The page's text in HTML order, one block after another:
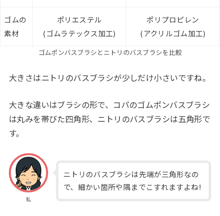
ゴムの
素材
ポリエステル
(ゴムラテックス加工)
ポリプロピレン
(アクリルゴム加工)
ゴムポンバスブラシとニトリのバスブラシを比較
大きさはニトリのバスブラシが少しだけ小さいですね。
大きな違いはブラシの形で、コパのゴムポンバスブラシ
は丸みを帯びた四角形、ニトリのバスブラシは五角形で
す。
私
ニトリのバスブラシは先端が三角形なの
で、細かい箇所や隅までこすれますよね!